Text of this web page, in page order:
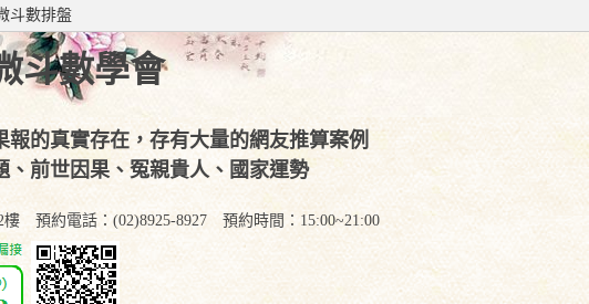
斗數排盤
斗數學會
報的真實存在，存有大量的網友推算案例
、前世因果、冤親貴人、國家運勢
樓 預約電話：(02)8925-8927 預約時間：15:00~21:00